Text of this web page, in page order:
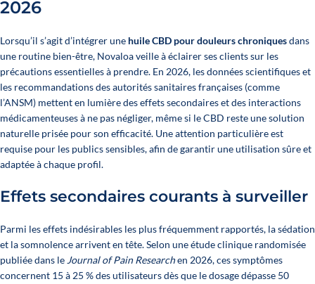
2026
Lorsqu’il s’agit d’intégrer une huile CBD pour douleurs chroniquesdans
une routine bien-être, Novaloa veille à éclairer ses clients sur les
précautions essentielles à prendre. En 2026, les données scientifiques et
les recommandations des autorités sanitaires françaises (comme
l’ANSM) mettent en lumière des effets secondaires et des interactions
médicamenteuses à ne pas négliger, même si le CBD reste une solution
naturelle prisée pour son efficacité. Une attention particulière est
requise pour les publics sensibles, afin de garantir une utilisation sûre et
adaptée à chaque profil.
Effets secondaires courants à surveiller
Parmi les effets indésirables les plus fréquemment rapportés, la sédation
et la somnolence arrivent en tête. Selon une étude clinique randomisée
publiée dans le Journal of Pain Researchen 2026, ces symptômes
concernent 15 à 25 % des utilisateurs dès que le dosage dépasse 50